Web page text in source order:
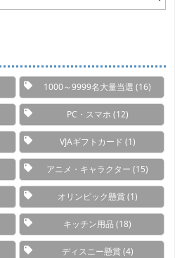
1000～9999名大量当選 (16)
PC・スマホ (12)
VJAギフトカード (1)
アニメ・キャラクター (15)
オリンピック懸賞(1)
キッチン用品 (18)
ディスニー懸賞(4)